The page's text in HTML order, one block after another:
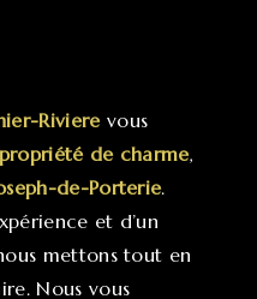
Riviere vous
propriété de charme,
de-Porterie.
et d’un
mettons tout en
Nous vous